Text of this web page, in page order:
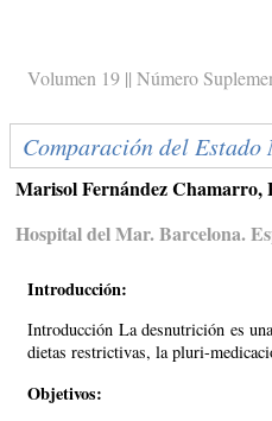
Volumen 19 || Número
Comparación del
Marisol Fernández Chamarro,
Hospital del Mar. Barcelona.
Introducción:
Introducción La desnutrición es
dietas restrictivas, la pluri-
Objetivos: